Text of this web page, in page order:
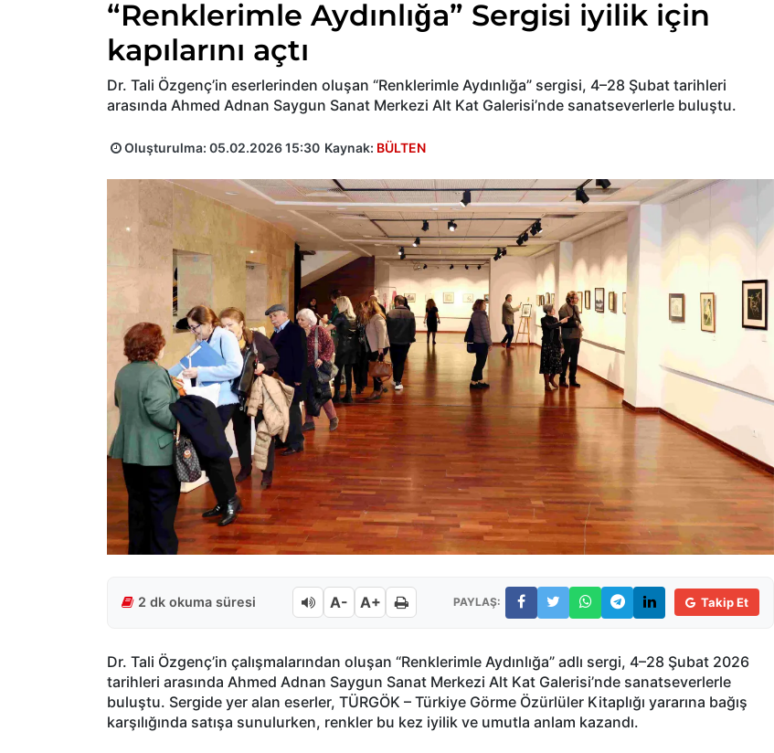
“Renklerimle Aydınlığa” Sergisi iyilik için
kapılarını açtı
Dr. Tali Özgenç’in eserlerinden oluşan “Renklerimle Aydınlığa” sergisi, 4–28 Şubat tarihleri
arasında Ahmed Adnan Saygun Sanat Merkezi Alt Kat Galerisi’nde sanatseverlerle buluştu.
Oluşturulma: 05.02.2026 15:30 Kaynak: BÜLTEN
2 dk okuma süresi A- A+ PAYLAŞ: Takip Et
Dr. Tali Özgenç’in çalışmalarından oluşan “Renklerimle Aydınlığa” adlı sergi, 4–28 Şubat 2026
tarihleri arasında Ahmed Adnan Saygun Sanat Merkezi Alt Kat Galerisi’nde sanatseverlerle
buluştu. Sergide yer alan eserler, TÜRGÖK – Türkiye Görme Özürlüler Kitaplığı yararına bağış
karşılığında satışa sunulurken, renkler bu kez iyilik ve umutla anlam kazandı.